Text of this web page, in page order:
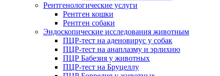
Рентгенологические услуги
Рентген кошки
Рентген собаки
Эндоскопические исследования животным
ПЦР-тест на аденовирус у собак
ПЦР-тест на анаплазму и эрлихию
ПЦР Бабезия у животных
ПЦР-тест на Бруцеллу